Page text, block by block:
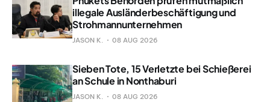
illegale Ausländerbeschäftigung und
Strohmannunternehmen
JASON K. 08 AUG 2026
Sieben Tote, 15 Verletzte bei Schießerei
an Schule in Nonthaburi
JASON K. 08 AUG 2026